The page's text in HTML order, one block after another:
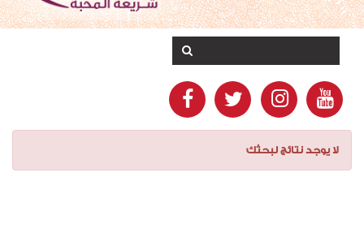
لا يوجد نتائج لبحثك